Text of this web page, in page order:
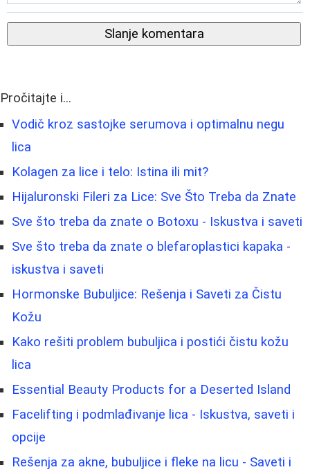
Slanje komentara
Pročitajte i...
Vodič kroz sastojke serumova i optimalnu negu
lica
Kolagen za lice i telo: Istina ili mit?
Hijaluronski Fileri za Lice: Sve Što Treba da Znate
Sve što treba da znate o Botoxu - Iskustva i saveti
Sve što treba da znate o blefaroplastici kapaka -
iskustva i saveti
Hormonske Bubuljice: Rešenja i Saveti za Čistu
Kožu
Kako rešiti problem bubuljica i postići čistu kožu
lica
Essential Beauty Products for a Deserted Island
Facelifting i podmlađivanje lica - Iskustva, saveti i
opcije
Rešenja za akne, bubuljice i fleke na licu - Saveti i